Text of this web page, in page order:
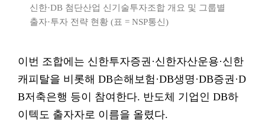
신한·DB 첨단산업 신기술투자조합 개요 및 그룹별
출자·투자 전략 현황 (표 = NSP통신)
이번 조합에는 신한투자증권·신한자산운용·신한
캐피탈을 비롯해 DB손해보험·DB생명·DB증권·D
B저축은행 등이 참여한다. 반도체 기업인 DB하
이텍도 출자자로 이름을 올렸다.